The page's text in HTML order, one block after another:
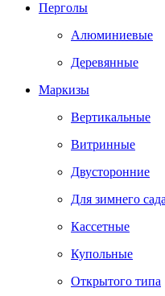
Перголы
Алюминиевые
Деревянные
Маркизы
Вертикальные
Витринные
Двусторонние
Для зимнего сада
Кассетные
Купольные
Открытого типа